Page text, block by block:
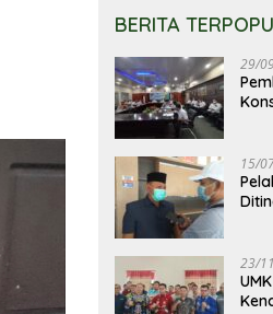
BERITA
29/
15/
23/